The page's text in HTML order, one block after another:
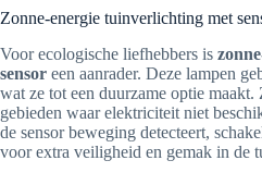
Zonne-energie tuinverlichting met
Voor ecologische liefhebbers is
sensor een aanrader. Deze lampen
wat ze tot een duurzame optie
gebieden waar elektriciteit niet
de sensor beweging detecteert,
voor extra veiligheid en gemak in de